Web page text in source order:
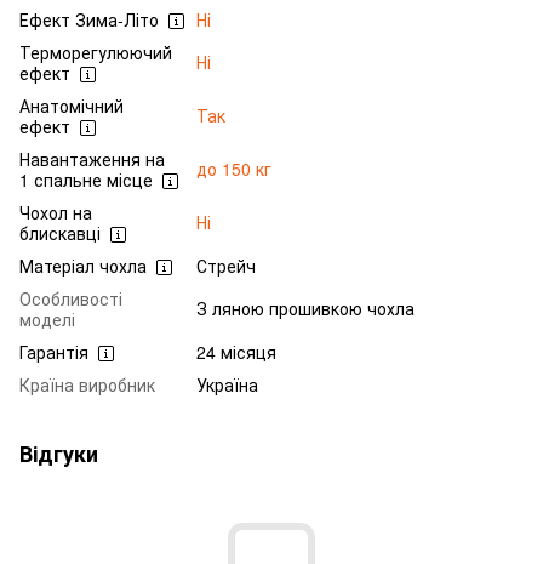
Ефект Зима-Літо
Ні
Терморегулюючий
ефект
Ні
Анатомічний
ефект
Так
Навантаження на
1 спальне місце
до 150 кг
Чохол на
блискавці
Ні
Матеріал чохла
Стрейч
Особливості
моделі
З ляною прошивкою чохла
Гарантія
24 місяця
Країна виробник
Україна
Відгуки